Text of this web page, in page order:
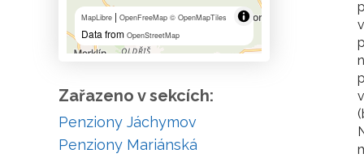
MapLibre | OpenFreeMap © OpenMapTiles
Data from OpenStreetMap
Zařazeno v sekcích:
Penziony Jáchymov
Penziony Mariánská